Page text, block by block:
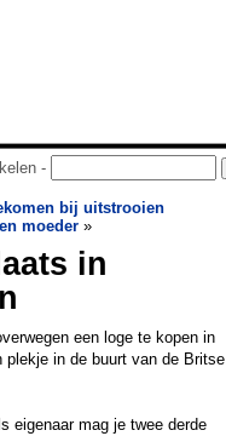
-
bij uitstrooien
moeder »
in
een loge te kopen in
plekje in de buurt van de Britse
eigenaar mag je twee derde